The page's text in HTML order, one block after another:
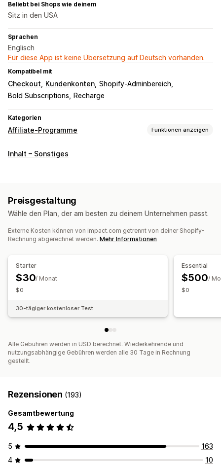
Beliebt bei Shops wie deinem
Sitz in den USA
Sprachen
Englisch
Für diese App ist keine Übersetzung auf Deutsch vorhanden.
Kompatibel mit
Checkout Kundenkonten Shopify-Adminbereich
Bold Subscriptions
Recharge
Kategorien
Affiliate-Programme Funktionen anzeigen
Provisionsoptionen
Empfehlungsmanagement
Automatisches Tracking
Rabatte
Produkt-Tracking
Affiliate-Erfahrung
Benutzerdefinierte Dashboards
Benutzerdefinierte Registrierung
Markenspezifisches Portal
Benutzerdefinierte Links und Rabatte
Benutzerdefiniertes Branding
Zahlungen
Steuerformulare
Inhalt – Sonstiges
Preisgestaltung
Wähle den Plan, der am besten zu deinem Unternehmen passt.
Externe Kosten können von impact.com getrennt von deiner Shopify-
Rechnung abgerechnet werden. Mehr Informationen
Starter
$30/ Monat
$0
30-tägiger kostenloser Test
Essential
$500/
$0
Alle Gebühren werden in USD berechnet. Wiederkehrende und
nutzungsabhängige Gebühren werden alle 30 Tage in Rechnung
gestellt.
Rezensionen (193)
Gesamtbewertung
4,5
5
163
4
10